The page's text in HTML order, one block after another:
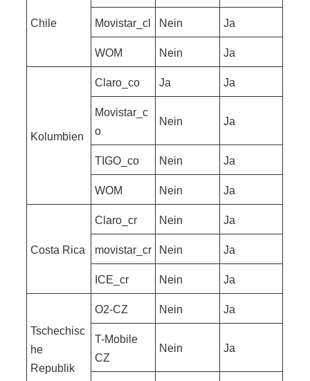
Chile Movistar_cl Nein Ja
WOM Nein Ja
Kolumbien
Claro_co Ja Ja
Movistar_c
o
Nein Ja
TIGO_co Nein Ja
WOM Nein Ja
Costa Rica
Claro_cr Nein Ja
movistar_cr Nein Ja
ICE_cr Nein Ja
Tschechisc
he
Republik
O2-CZ Nein Ja
T-Mobile
CZ
Nein Ja